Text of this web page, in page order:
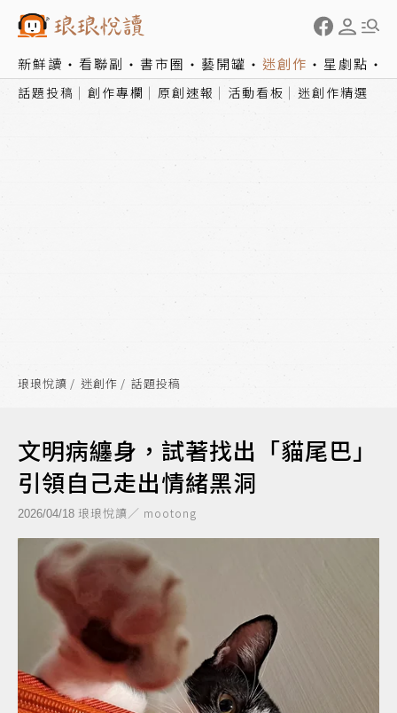
新鮮讀 看聯副 書市圈 藝開罐 迷創作 星劇點
話題投稿 創作專欄 原創速報 活動看板 迷創作精選
琅琅悅讀 迷創作 話題投稿
文明病纏身，試著找出「貓尾巴」
引領自己走出情緒黑洞
2026/04/18 琅琅悅讀／ mootong